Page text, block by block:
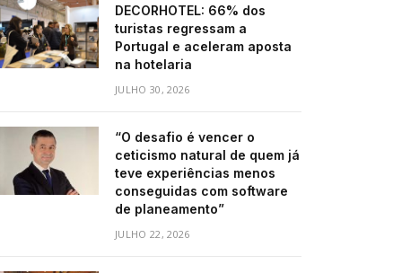
DECORHOTEL: 66% dos
turistas regressam a
Portugal e aceleram aposta
na hotelaria
JULHO 30, 2026
“O desafio é vencer o
ceticismo natural de quem já
teve experiências menos
conseguidas com software
de planeamento”
JULHO 22, 2026